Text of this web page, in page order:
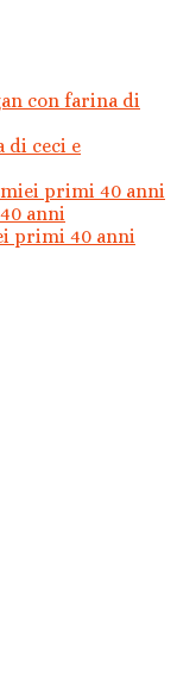
con farina di
di ceci e
miei primi 40 anni
anni
primi 40 anni